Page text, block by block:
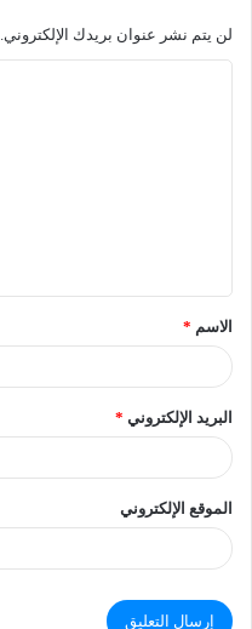
لن يتم نشر عنوان بريدك الإلكتروني.
الاسم *
البريد الإلكتروني *
الموقع الإلكتروني